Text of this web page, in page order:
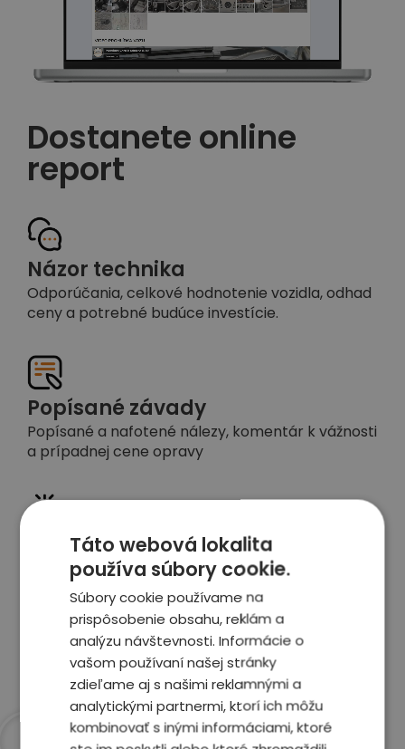
Dostanete online
report
Názor technika
Odporúčania, celkové hodnotenie vozidla, odhad
ceny a potrebné budúce investície.
Popísané závady
Popísané a nafotené nálezy, komentár k vážnosti
a prípadnej cene opravy
Detailné foto aj video
Celé auto z exteriéru aj interiéru nafotíme
vrátane závad a poškodení
Zobraziť report
Táto webová lokalita
používa súbory cookie.
Súbory cookie používame na
prispôsobenie obsahu, reklám a
analýzu návštevnosti. Informácie o
vašom používaní našej stránky
zdieľame aj s našimi reklamnými a
analytickými partnermi, ktorí ich môžu
kombinovať s inými informáciami, ktoré